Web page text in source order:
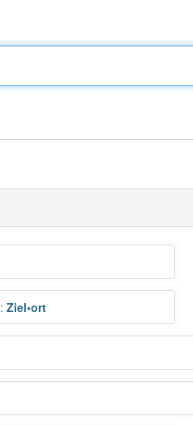
: Ziel•ort